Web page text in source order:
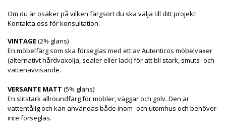
Om du är osäker på vilken färgsort du ska välja till ditt projekt!
Kontakta oss för konsultation.
VINTAGE(2% glans)
En möbelfärg som ska förseglas med ett av Autenticos möbelvaxer
(alternativt hårdvaxolja, sealer eller lack) för att bli stark, smuts- och
vattenavvisande.
VERSANTE MATT (5% glans)
En slitstark allroundfärg för möbler, väggar och golv. Den är
vattentålig och kan användas både inom- och utomhus och behöver
inte förseglas.